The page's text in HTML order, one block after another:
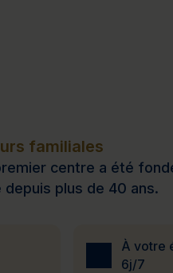
familiales
centre a été
plus de 40 ans.
À votre
6j/7